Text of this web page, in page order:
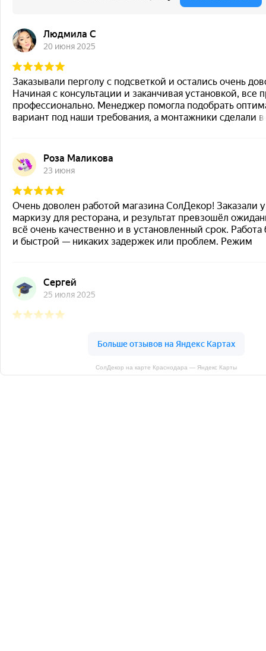
СолДекор на карте Краснодара — Яндекс Карты